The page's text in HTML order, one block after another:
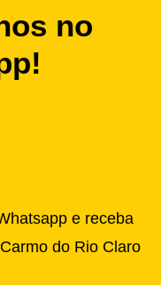
no
e receba
do Rio Claro